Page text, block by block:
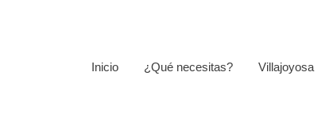
Inicio ¿Qué necesitas? Villajoyosa